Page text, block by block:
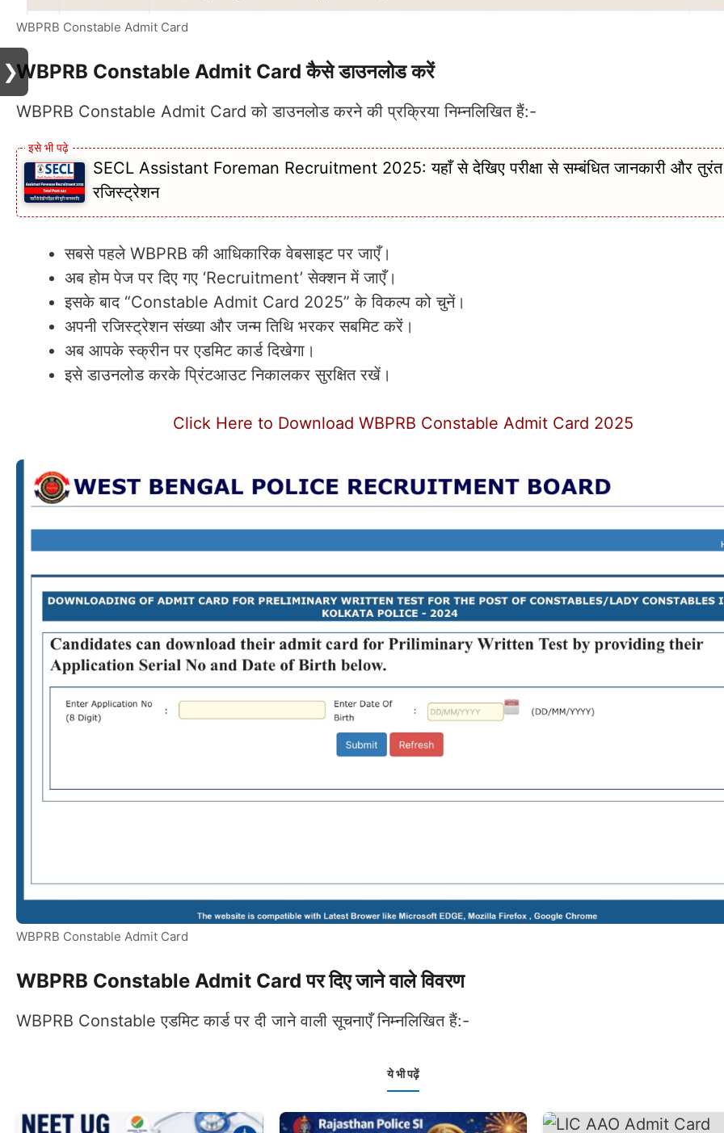
WBPRB Constable Admit Card
WBPRB Constable Admit Card कैसे डाउनलोड करें
WBPRB Constable Admit Card को डाउनलोड करने की प्रक्रिया निम्नलिखित हैं:-
SECL Assistant Foreman Recruitment 2025: यहाँ से देखिए परीक्षा से सम्बंधित जानकारी और
रजिस्ट्रेशन
सबसे पहले WBPRB की आधिकारिक वेबसाइट पर जाएँ।
अब होम पेज पर दिए गए ‘Recruitment’ सेक्शन में जाएँ।
इसके बाद “Constable Admit Card 2025” के विकल्प को चुनें।
अपनी रजिस्ट्रेशन संख्या और जन्म तिथि भरकर सबमिट करें।
अब आपके स्क्रीन पर एडमिट कार्ड दिखेगा।
इसे डाउनलोड करकेप्रिंटआउट निकालकर सुरक्षित रखें।
Click Here to Download WBPRB Constable Admit Card 2025
WBPRB Constable Admit Card
WBPRB Constable Admit Card पर दिए जाने वाले विवरण
WBPRB Constable एडमिट कार्ड पर दी जाने वाली सूचनाएँ निम्नलिखित हैं:-
ये भी पढ़ें
❯